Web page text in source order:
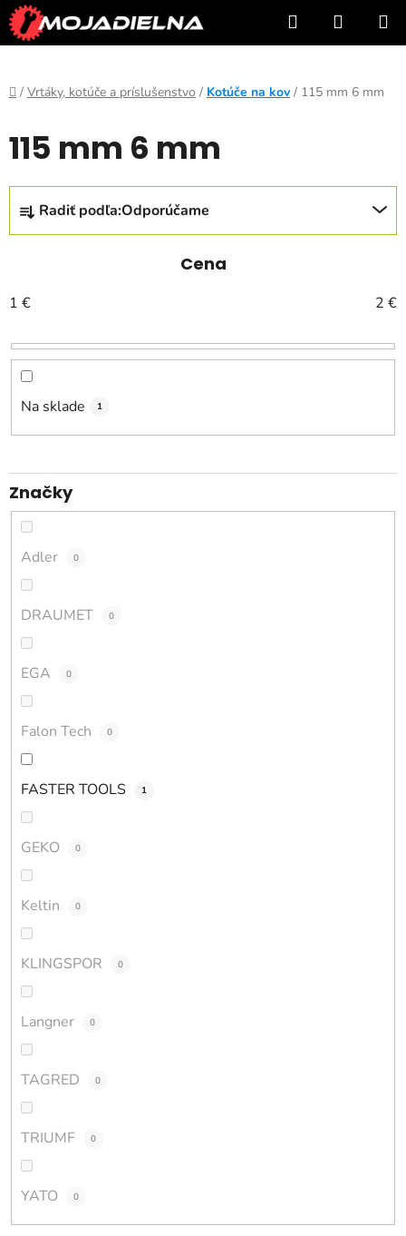
Prejsť
na
obsah
Hľadať
KOŠÍK
Domov
/ Vrtáky, kotúče a príslušenstvo / Kotúče na kov / 115 mm 6 mm
115 mm 6 mm
R
a
d
n
i
e
p
o
d
k
t
o
Radiť podľa:Odporúčame
Cena
1 € 2 €
Na sklade 1
Značky
Adler 0
DRAUMET 0
EGA 0
Falon Tech 0
FASTER TOOLS 1
GEKO 0
Keltin 0
KLINGSPOR 0
Langner 0
TAGRED 0
TRIUMF 0
YATO 0